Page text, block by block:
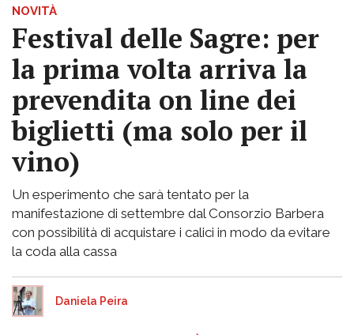
NOVITÀ
Festival delle Sagre: per
la prima volta arriva la
prevendita on line dei
biglietti (ma solo per il
vino)
Un esperimento che sarà tentato per la
manifestazione di settembre dal Consorzio Barbera
con possibilità di acquistare i calici in modo da evitare
la coda alla cassa
Daniela Peira